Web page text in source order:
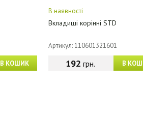
В КОШИК
В наявності
Вкладиші корінні STD
Артикул: 110601321601
В
192 грн.